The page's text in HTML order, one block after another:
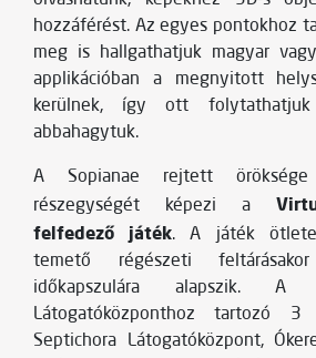
hozzáférést. Az egyes pontokhoz
meg is hallgathatjuk magyar
applikációban a megnyitott
kerülnek, így ott folytathatjuk
abbahagytuk.
A Sopianae rejtett öröksége
részegységét képezi a
felfedező játék. A játék
temető régészeti
időkapszulára alapszik. A
Látogatóközponthoz tartozó 3
Septichora Látogatóközpont,